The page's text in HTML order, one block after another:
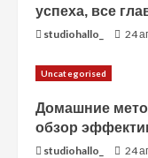
успеха, все
studiohallo_ 24
Uncategorised
Домашние
обзор
studiohallo_ 24